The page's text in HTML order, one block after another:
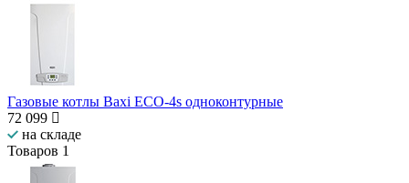
Газовые котлы Baxi ECO-4s одноконтурные
72 099
на складе
Товаров 1